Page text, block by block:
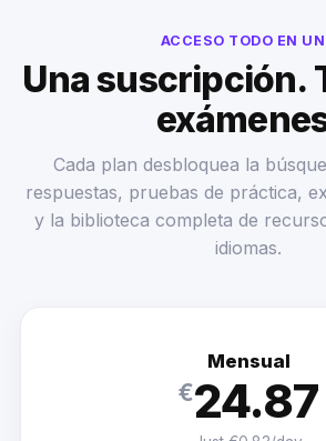
ACCESO TODO EN
Una suscripción.
Cada plan desbloquea la
respuestas, pruebas de práctica,
y la biblioteca completa de
idiomas.
Mensual
€24.87